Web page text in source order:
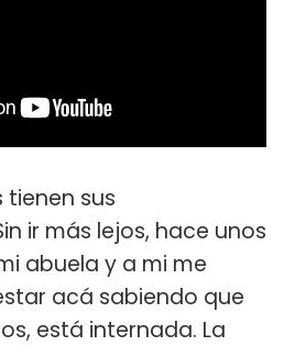
tienen sus
ir más lejos, hace unos
abuela y a mi me
acá sabiendo que
está internada. La